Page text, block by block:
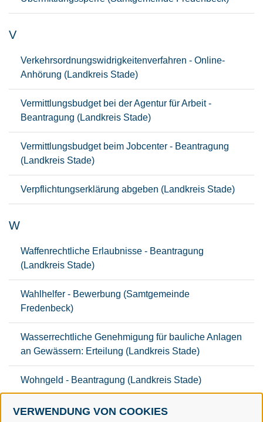
VERWENDUNG VON COOKIES
V
Verkehrsordnungswidrigkeitenverfahren - Online-
Anhörung (Landkreis Stade)
Vermittlungsbudget bei der Agentur für Arbeit -
Beantragung (Landkreis Stade)
Vermittlungsbudget beim Jobcenter - Beantragung
(Landkreis Stade)
Verpflichtungserklärung abgeben (Landkreis Stade)
W
Waffenrechtliche Erlaubnisse - Beantragung
(Landkreis Stade)
Wahlhelfer - Bewerbung (Samtgemeinde
Fredenbeck)
Wasserrechtliche Genehmigung für bauliche Anlagen
an Gewässern: Erteilung (Landkreis Stade)
Wohngeld - Beantragung (Landkreis Stade)
Z